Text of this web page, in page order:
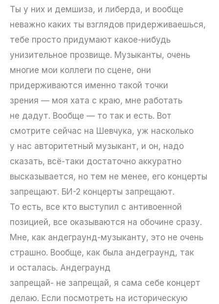
Ты у них и демшиза, и либерда, и вообще
неважно каких ты взглядов придерживаешься,
тебе просто придумают какое-нибудь
унизительное прозвище. Музыканты, очень
многие мои коллеги по сцене, они
придерживаются именно такой точки
зрения — моя хата с краю, мне работать
не дадут. Вообще — то так и есть. Вот
смотрите сейчас на Шевчука, уж насколько
у нас авторитетный музыкант, и он, надо
сказать, всё-таки достаточно аккуратно
высказывается, но тем не менее, его концерты
запрещают. БИ-2 концерты запрещают.
То есть, все кто выступил с антивоенной
позицией, все оказываются на обочине сразу.
Мне, как андеграунд-музыканту, это не очень
страшно. Вообще, как была андеграунд, так
и осталась. Андеграунд
запрещай- не запрещай, я сама себе концерт
делаю. Если посмотреть на историческую